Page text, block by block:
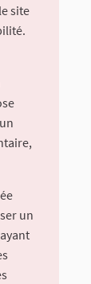
site
un